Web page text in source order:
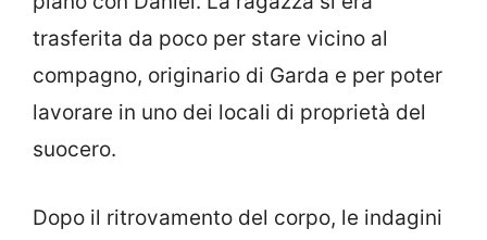
trasferita da poco per stare vicino al
compagno, originario di Garda e per poter
lavorare in uno dei locali di proprietà del
suocero.
Dopo il ritrovamento del corpo, le indagini